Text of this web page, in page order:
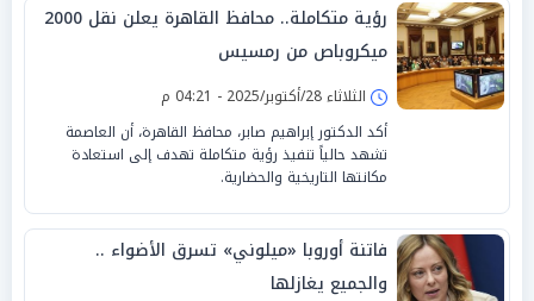
رؤية متكاملة.. محافظ القاهرة يعلن نقل 2000
ميكروباص من رمسيس
الثلاثاء 28/أكتوبر/2025 - 04:21 م
أكد الدكتور إبراهيم صابر، محافظ القاهرة، أن العاصمة
تشهد حالياً تنفيذ رؤية متكاملة تهدف إلى استعادة
مكانتها التاريخية والحضارية.
فاتنة أوروبا «ميلوني» تسرق الأضواء ..
والجميع يغازلها